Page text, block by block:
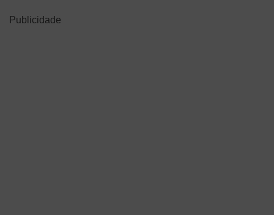
Publicidade